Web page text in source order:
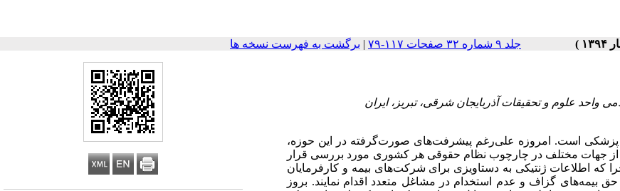
جلد ۹ شماره ۳۲ صفحات ۱۱۷-۷۹ | برگشت به فهرست نسخه ها
پزشکی است. امروزه علی‌رغم پیشرفت‌های صورت‌گرفته در این حوزه،
از جهات مختلف در چارچوب نظام حقوقی هر کشوری مورد بررسی قرار
که اطلاعات ژنتیکی به دستاویزی برای شرکت‌های بیمه و کارفرمایان
بیمه‌های گزاف و عدم استخدام در مشاغل متعدد اقدام نمایند. بروز